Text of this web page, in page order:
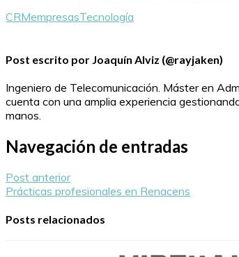
CRMempresasTecnología
Post escrito por Joaquín Alviz (@rayjaken)
Ingeniero de Telecomunicación. Máster en
cuenta con una amplia experiencia
manos.
Navegación de entradas
Post anterior
Prácticas profesionales en Renacens
Posts relacionados